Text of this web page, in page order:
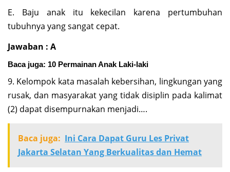
E. Baju anak itu kekecilan karena pertumbuhan
tubuhnya yang sangat cepat.
Jawaban : A
Baca juga: 10 Permainan Anak Laki-laki
9. Kelompok kata masalah kebersihan, lingkungan yang
rusak, dan masyarakat yang tidak disiplin pada kalimat
(2) dapat disempurnakan menjadi….
Baca juga: Ini Cara Dapat Guru Les Privat
Jakarta Selatan Yang Berkualitas dan Hemat